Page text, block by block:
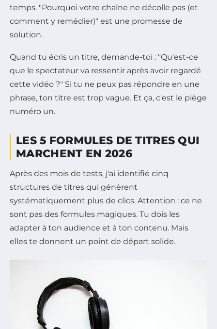
temps. "Pourquoi votre chaîne ne décolle pas (et
comment y remédier)" est une promesse de
solution.
Quand tu écris un titre, demande-toi : "Qu'est-ce
que le spectateur va ressentir après avoir regardé
cette vidéo ?" Si tu ne peux pas répondre en une
phrase, ton titre est trop vague. Et ça, c'est le piège
numéro un.
LES 5 FORMULES DE TITRES QUI
MARCHENT EN 2026
Après des mois de tests, j'ai identifié cinq
structures de titres qui génèrent
systématiquement plus de clics. Attention : ce ne
sont pas des formules magiques. Tu dois les
adapter à ton audience et à ton contenu. Mais
elles te donnent un point de départ solide.